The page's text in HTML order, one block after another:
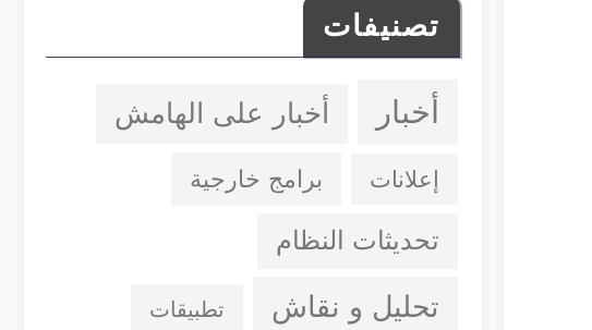
تصنيفات
أخبار أخبار على الهامش
إعلانات برامج خارجية
تحديثات النظام
تحليل و نقاش تطبيقات